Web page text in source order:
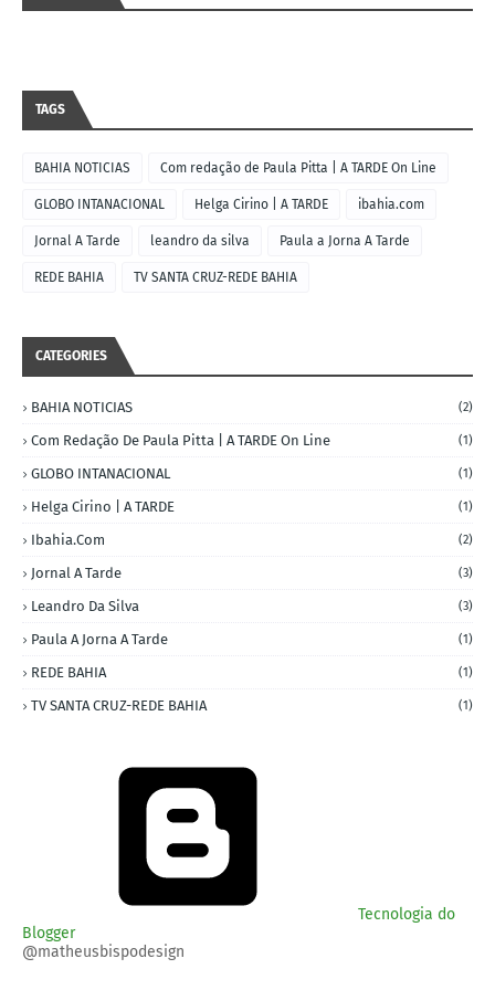
TAGS
BAHIA NOTICIAS Com redação de Paula Pitta | A TARDE On Line
GLOBO INTANACIONAL Helga Cirino | A TARDE ibahia.com
Jornal A Tarde leandro da silva Paula a Jorna A Tarde
REDE BAHIA TV SANTA CRUZ-REDE BAHIA
CATEGORIES
BAHIA NOTICIAS (2)
Com Redação De Paula Pitta | A TARDE On Line (1)
GLOBO INTANACIONAL (1)
Helga Cirino | A TARDE (1)
Ibahia.com (2)
Jornal A Tarde (3)
Leandro Da Silva (3)
Paula A Jorna A Tarde (1)
REDE BAHIA (1)
TV SANTA CRUZ-REDE BAHIA (1)
Tecnologia do
Blogger
@matheusbispodesign